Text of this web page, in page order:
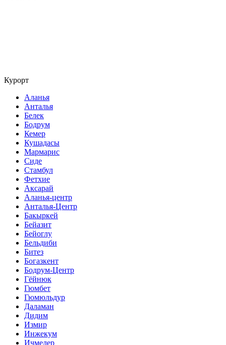
Курорт
Аланья
Анталья
Белек
Бодрум
Кемер
Кушадасы
Мармарис
Сиде
Стамбул
Фетхие
Аксарай
Аланья-центр
Анталья-Центр
Бакыркей
Бейазит
Бейоглу
Бельдиби
Битез
Богазкент
Бодрум-Центр
Гёйнюк
Гюмбет
Гюмюльдур
Даламан
Дидим
Измир
Инжекум
Ичмелер